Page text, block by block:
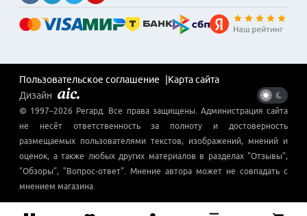
Пользовательское соглашение
Карта сайта
Дизайн
© 1997–2026 Регард . Все права защищены. Администрация сайта
не несёт ответственность за полноту и достоверность
размещаемых пользователями текстов, изображений, мнений и
оценок, а также любых других материалов в разделах "Отзывы",
"Обзоры", "Вопрос-ответ". Мнение автора может не совпадать с
мнением магазина.